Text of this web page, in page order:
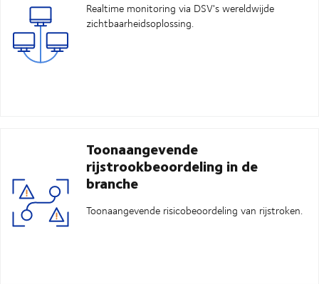
Realtime monitoring via DSV's wereldwijde
zichtbaarheidsoplossing.
Toonaangevende
rijstrookbeoordeling in de
branche
Toonaangevende risicobeoordeling van rijstroken.